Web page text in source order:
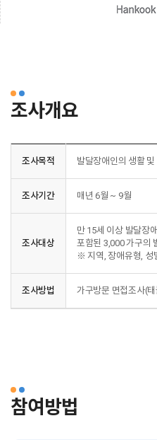
조사개요
조사목적 발달장애인의 생활
조사기간 매년 6월 ~ 9월
조사대상
만 15세 이상 발달장
포함된 3,000 가구의
※ 지역, 장애유형, 성
조사방법 가구방문 면접조사(
참여방법